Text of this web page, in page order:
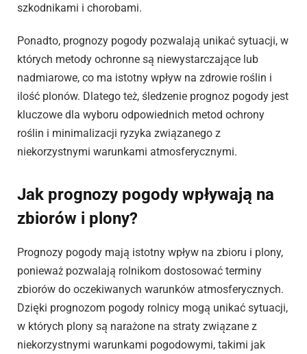
szkodnikami i chorobami.
Ponadto, prognozy pogody pozwalają unikać sytuacji, w
których metody ochronne są niewystarczające lub
nadmiarowe, co ma istotny wpływ na zdrowie roślin i
ilość plonów. Dlatego też, śledzenie prognoz pogody jest
kluczowe dla wyboru odpowiednich metod ochrony
roślin i minimalizacji ryzyka związanego z
niekorzystnymi warunkami atmosferycznymi.
Jak prognozy pogody wpływają na
zbiorów i plony?
Prognozy pogody mają istotny wpływ na zbioru i plony,
ponieważ pozwalają rolnikom dostosować terminy
zbiorów do oczekiwanych warunków atmosferycznych.
Dzięki prognozom pogody rolnicy mogą unikać sytuacji,
w których plony są narażone na straty związane z
niekorzystnymi warunkami pogodowymi, takimi jak